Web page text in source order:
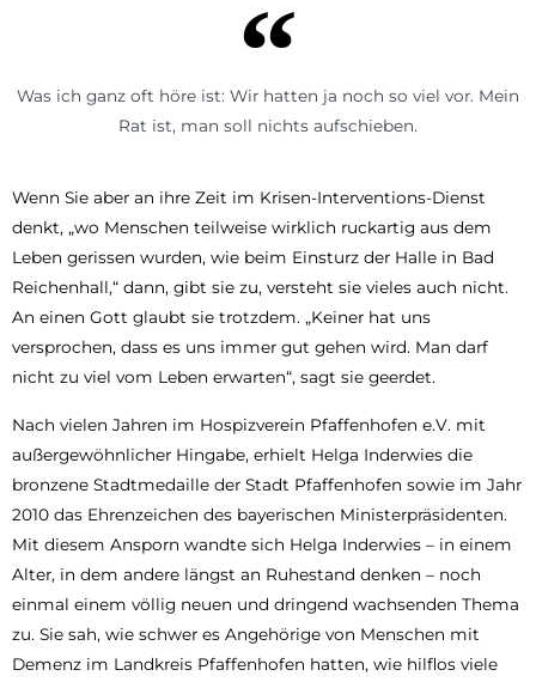
Was ich ganz oft höre ist: Wir hatten ja noch so viel vor. Mein
Rat ist, man soll nichts aufschieben.
Wenn Sie aber an ihre Zeit im Krisen-Interventions-Dienst
denkt, „wo Menschen teilweise wirklich ruckartig aus dem
Leben gerissen wurden, wie beim Einsturz der Halle in Bad
Reichenhall,“ dann, gibt sie zu, versteht sie vieles auch nicht.
An einen Gott glaubt sie trotzdem. „Keiner hat uns
versprochen, dass es uns immer gut gehen wird. Man darf
nicht zu viel vom Leben erwarten“, sagt sie geerdet.
Nach vielen Jahren im Hospizverein Pfaffenhofen e.V. mit
außergewöhnlicher Hingabe, erhielt Helga Inderwies die
bronzene Stadtmedaille der Stadt Pfaffenhofen sowie im Jahr
2010 das Ehrenzeichen des bayerischen Ministerpräsidenten.
Mit diesem Ansporn wandte sich Helga Inderwies – in einem
Alter, in dem andere längst an Ruhestand denken – noch
einmal einem völlig neuen und dringend wachsenden Thema
zu. Sie sah, wie schwer es Angehörige von Menschen mit
Demenz im Landkreis Pfaffenhofen hatten, wie hilflos viele